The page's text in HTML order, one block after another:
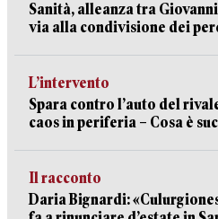
Sanità, alleanza tra
via alla condivisione dei
L’intervento
Spara contro l’auto del
caos in periferia – Cosa è
Il racconto
Daria Bignardi: